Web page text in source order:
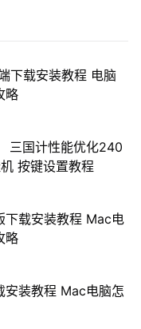
下载安装教程 电脑
略
三国计性能优化240
按键设置教程
下载安装教程 Mac电
略
安装教程 Mac电脑怎